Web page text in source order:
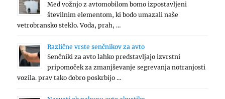
Med vožnjo z avtomobilom bomo izpostavljeni
številnim elementom, ki bodo umazali naše
vetrobransko steklo. Voda, prah, …
Različne vrste senčnikov za avto
Senčniki za avto lahko predstavljajo izvrstni
pripomoček za zmanjševanje segrevanja notranjosti
vozila. prav tako dobro poskrbijo …